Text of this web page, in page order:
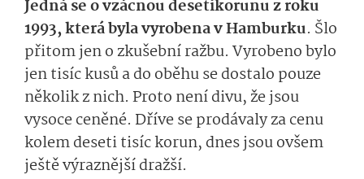
Jedná se o vzácnou desetikorunu z roku
1993, která byla vyrobena v Hamburku. Šlo
přitom jen o zkušební ražbu. Vyrobeno bylo
jen tisíc kusů a do oběhu se dostalo pouze
několik z nich. Proto není divu, že jsou
vysoce ceněné. Dříve se prodávaly za cenu
kolem deseti tisíc korun, dnes jsou ovšem
ještě výraznější dražší.